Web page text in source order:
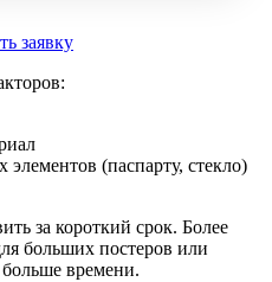
заявку
(паспарту, стекло)
за короткий срок. Более
больших постеров или
времени.